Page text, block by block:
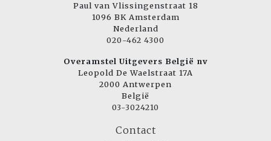
Paul van Vlissingenstraat 18
1096 BK Amsterdam
Nederland
020-462 4300
Overamstel Uitgevers België nv
Leopold De Waelstraat 17A
2000 Antwerpen
België
03-3024210
Contact